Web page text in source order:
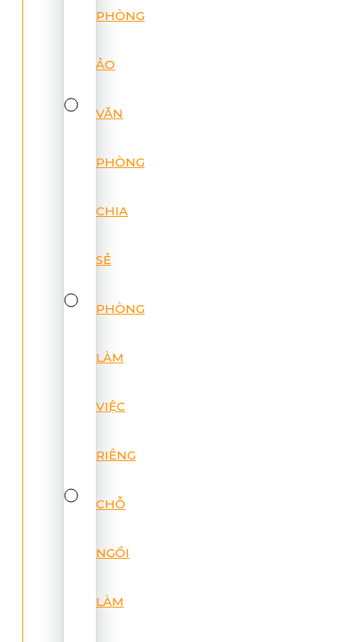
PHÒNG
ẢO
VĂN
PHÒNG
CHIA
SẺ
PHÒNG
LÀM
VIỆC
RIÊNG
CHỖ
NGỒI
LÀM